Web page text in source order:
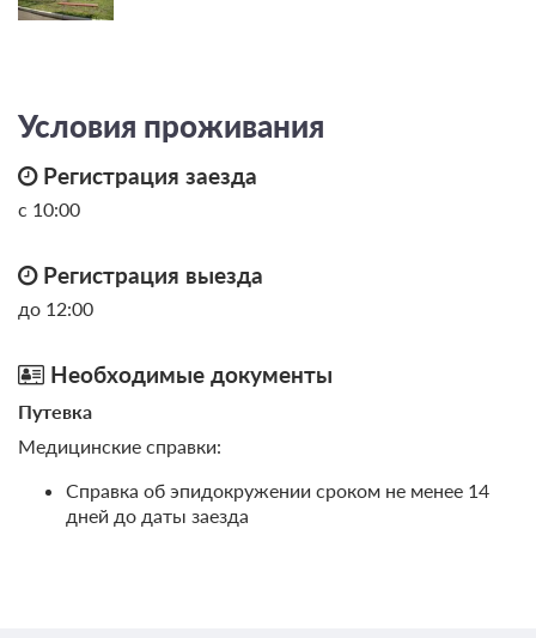
- заболевания периферической нервной системы::
- люмбаго
- остеохондроз позвоночника с корешковым
синдромом
(невриты, плекситы)
ЛФК:
- лечебное плавание
- механотерапия
Массажное отделение:
- антицеллюлитный массаж
- вакуумный массаж (баночный массаж, аппаратом
lpg)
Условия проживания
Регистрация заезда
с 10:00
Регистрация выезда
до 12:00
Необходимые документы
Путевка
Медицинские справки:
Справка об эпидокружении сроком не менее 14
дней до даты заезда